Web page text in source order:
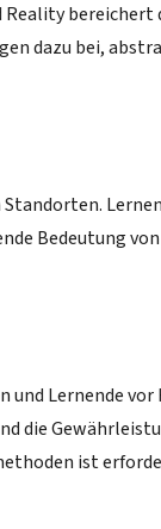
bereichert
dazu bei,
Bedeutung
Lernende vor
die
ist